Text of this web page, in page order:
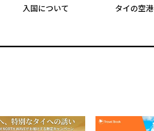
入国について タイの空港